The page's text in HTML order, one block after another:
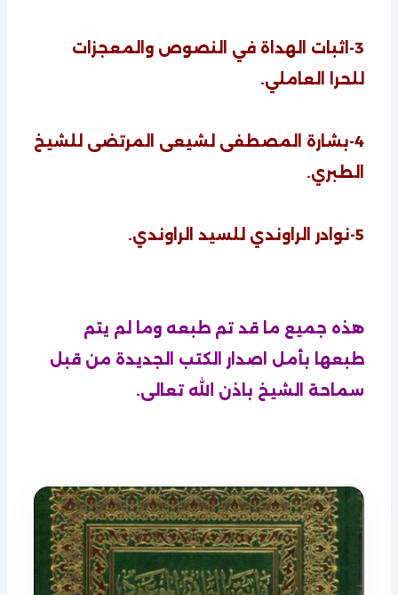
3-اثبات الهداة في النصوص والمعجزات
للحرا العاملي.
4-بشارة المصطفى لشيعى المرتضى للشيخ
الطبري.
5-نوادر الراوندي للسيد الراوندي.
هذه جميع ما قد تم طبعه وما لم يتم
طبعها بأمل اصدار الكتب الجديدة من قبل
سماحة الشيخ باذن الله تعالى.